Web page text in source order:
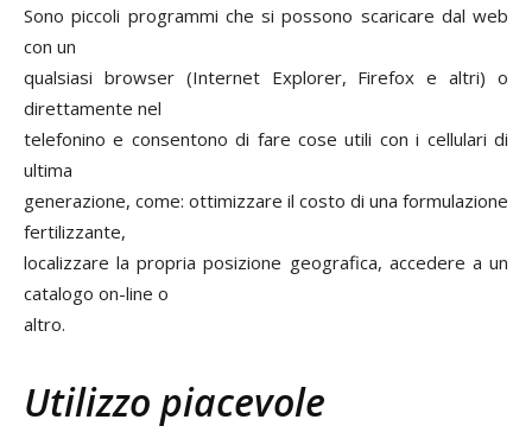
Sono piccoli programmi che si possono scaricare dal web
con un
qualsiasi browser (Internet Explorer, Firefox e altri) o
direttamente nel
telefonino e consentono di fare cose utili con i cellulari di
ultima
generazione, come: ottimizzare il costo di una formulazione
fertilizzante,
localizzare la propria posizione geografica, accedere a un
catalogo on-line o
altro.
Utilizzo piacevole